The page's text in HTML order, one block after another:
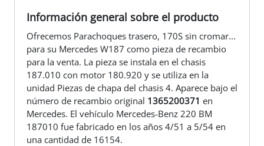
Información general sobre el producto
Ofrecemos Parachoques trasero, 170S sin cromar...
para su Mercedes W187 como pieza de recambio
para la venta. La pieza se instala en el chasis
187.010 con motor 180.920 y se utiliza en la
unidad Piezas de chapa del chasis 4. Aparece bajo el
número de recambio original 1365200371 en
Mercedes. El vehículo Mercedes-Benz 220 BM
187010 fue fabricado en los años 4/51 a 5/54 en
una cantidad de 16154.